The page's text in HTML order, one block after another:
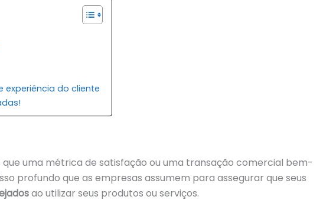
experiência do cliente
que uma métrica de satisfação ou uma transação comercial bem-
profundo que as empresas assumem para assegurar que seus
ao utilizar seus produtos ou serviços.